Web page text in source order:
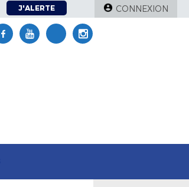
J'ALERTE CONNEXION